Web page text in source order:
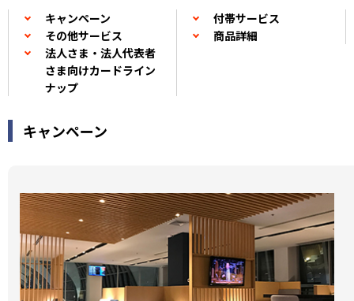
キャンペーン
付帯サービス
その他サービス
商品詳細
法人さま・法人代表者
さま向けカードライン
ナップ
キャンペーン